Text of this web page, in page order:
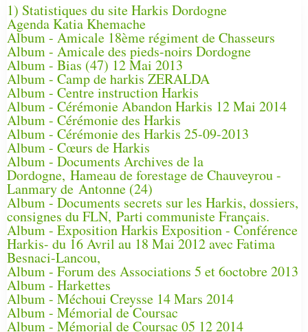
1) Statistiques du site Harkis Dordogne
Agenda Katia Khemache
Album - Amicale 18ème régiment de Chasseurs
Album - Amicale des pieds-noirs Dordogne
Album - Bias (47) 12 Mai 2013
Album - Camp de harkis ZERALDA
Album - Centre instruction Harkis
Album - Cérémonie Abandon Harkis 12 Mai 2014
Album - Cérémonie des Harkis
Album - Cérémonie des Harkis 25-09-2013
Album - Cœurs de Harkis
Album - Documents Archives de la
Dordogne, Hameau de forestage de Chauveyrou -
Lanmary de Antonne (24)
Album - Documents secrets sur les Harkis, dossiers,
consignes du FLN, Parti communiste Français.
Album - Exposition Harkis Exposition - Conférence
Harkis- du 16 Avril au 18 Mai 2012 avec Fatima
Besnaci-Lancou,
Album - Forum des Associations 5 et 6octobre 2013
Album - Harkettes
Album - Méchoui Creysse 14 Mars 2014
Album - Mémorial de Coursac
Album - Mémorial de Coursac 05 12 2014